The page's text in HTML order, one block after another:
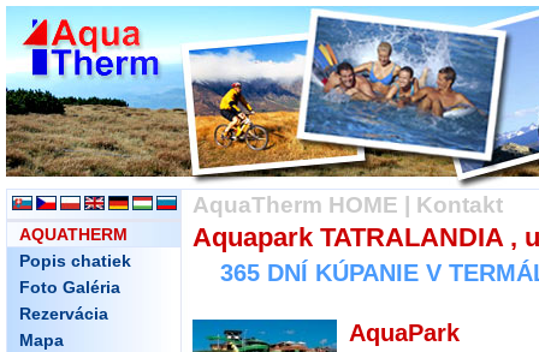
AQUATHERM
Popis chatiek
Foto Galéria
Rezervácia
Mapa
AquaTherm HOME Kontakt
Aquapark TATRALANDIA ,
365 DNÍ KÚPANIE V
AquaPark